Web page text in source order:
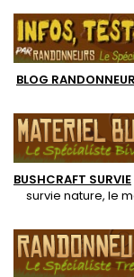
ou froides et
bouchon à vis
facile
BLOG
BUSHCRAFT SURVIE
survie nature, le